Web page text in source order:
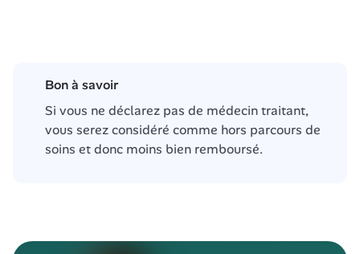
Bon à savoir
Si vous ne déclarez pas de médecin traitant,
vous serez considéré comme hors parcours de
soins et donc moins bien remboursé.